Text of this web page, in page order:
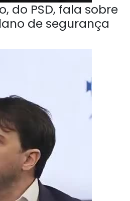
do PSD, fala sobre
de segurança